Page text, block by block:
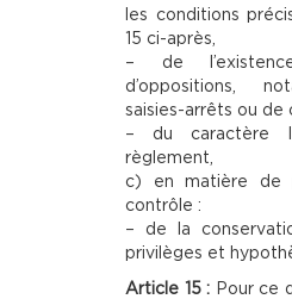
les conditions
15 ci-après,
– de
d’oppositions,
saisies-arrêts ou de
– du caractère
règlement,
c) en matière de
contrôle :
– de la
privilèges et
Article 15 : Pour ce